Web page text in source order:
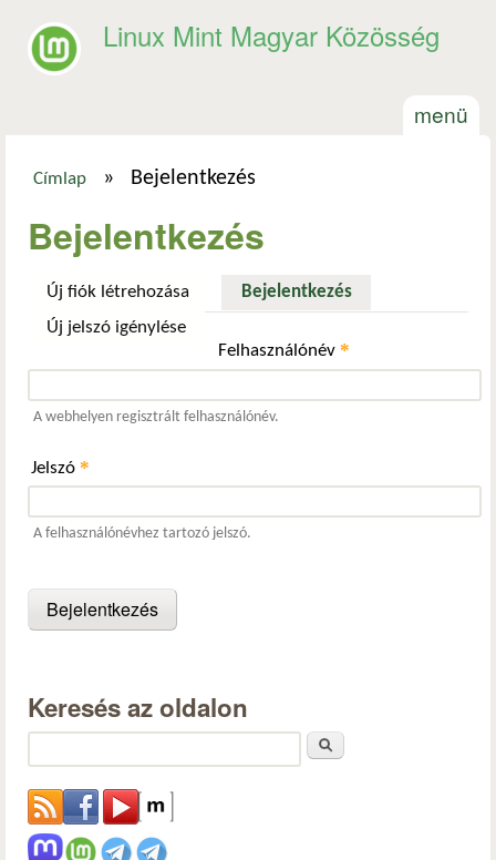
Linux Mint Magyar Közösség
menü
Címlap » Bejelentkezés
Bejelentkezés
Új fiók létrehozása Bejelentkezés(aktív fül)
Új jelszó igénylése
Felhasználónév*
A webhelyen regisztrált felhasználónév.
Jelszó *
A felhasználónévhez tartozó jelszó.
Keresés az oldalon